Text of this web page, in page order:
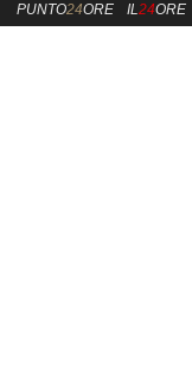
PUNTO24ORE IL24ORE